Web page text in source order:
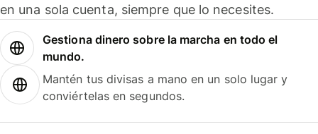
en una sola cuenta, siempre que lo necesites.
Gestiona dinero sobre la marcha en todo el
mundo.
Mantén tus divisas a mano en un solo lugar y
conviértelas en segundos.